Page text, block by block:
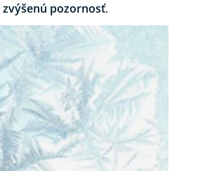
zvýšenú pozornosť.